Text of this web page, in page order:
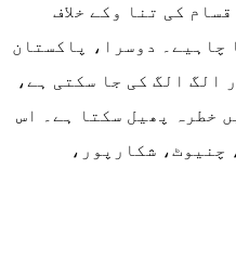
کی تنا وکے خلاف
چاہیے۔ دوسرا، پاکستان
الگ الگ کی جا سکتی ہے،
خطرہ پھیل سکتا ہے۔ اس
چنیوٹ، شکارپور،